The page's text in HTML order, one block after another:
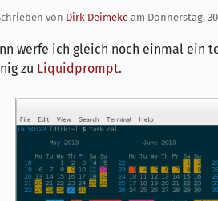
von Dirk Deimeke am Donnerstag,
werfe ich gleich noch einmal ein
zu Liquidprompt.